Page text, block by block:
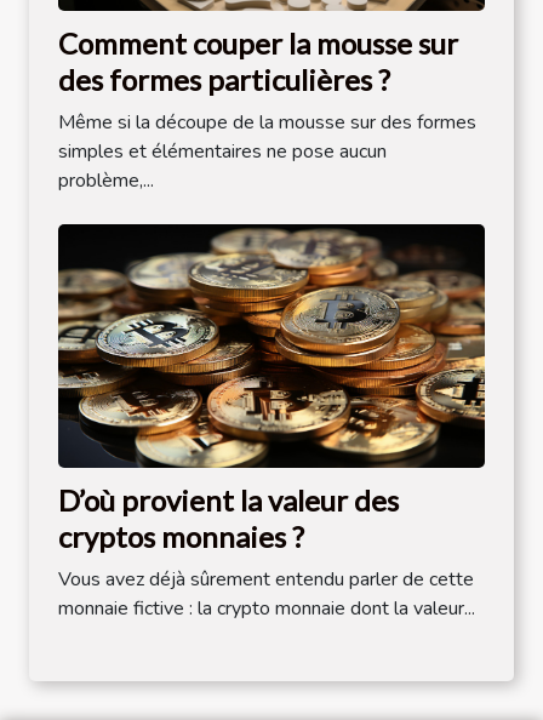
Comment couper la mousse sur
des formes particulières ?
Même si la découpe de la mousse sur des formes
simples et élémentaires ne pose aucun
problème,...
D’où provient la valeur des
cryptos monnaies ?
Vous avez déjà sûrement entendu parler de cette
monnaie fictive : la crypto monnaie dont la valeur...